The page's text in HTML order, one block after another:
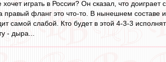
играть в России? Он сказал, что
фланг это что-то. В нынешнем составе
самой слабой. Кто будет в этой 4-3-3
- дыра...